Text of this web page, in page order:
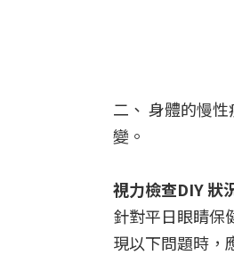
二、 身體的慢
變。
視力檢查DIY 狀
針對平日眼睛保
現以下問題時，